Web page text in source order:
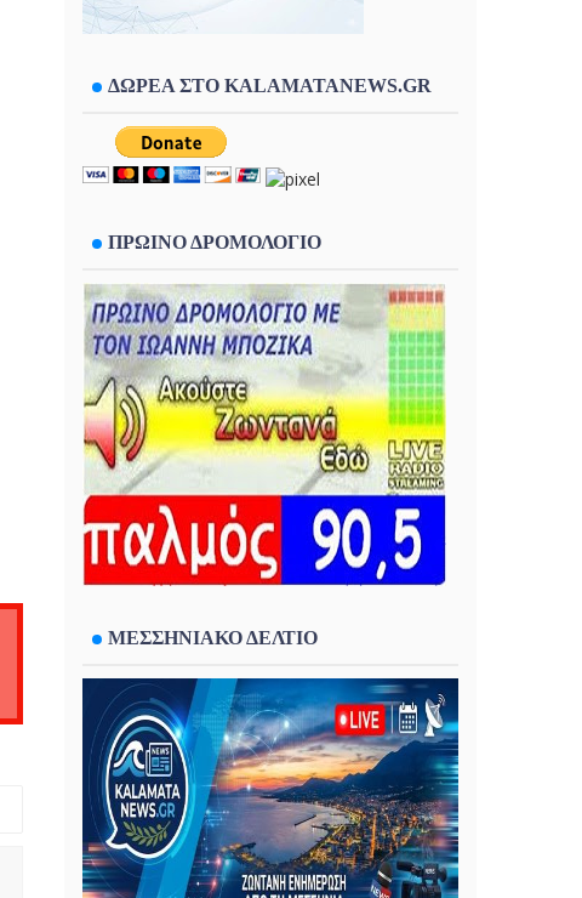
ΔΩΡΕΑ ΣΤΟ KALAMATANEWS.GR
ΠΡΩΙΝΟ ΔΡΟΜΟΛΟΓΙΟ
ΜΕΣΣΗΝΙΑΚΟ ΔΕΛΤΙΟ